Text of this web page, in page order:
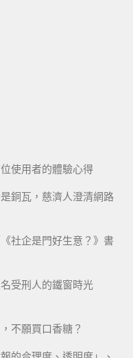
使用者的體驗心得
銅瓦，慈濟人澄清網路
社企是門好生意？》書
受刑人的鐵窗時光
不願買口香糖？